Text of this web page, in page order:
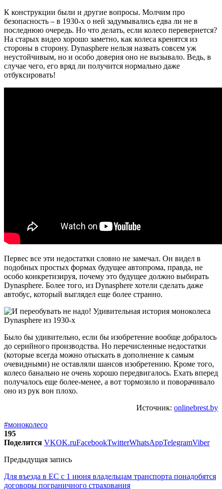
К конструкции были и другие вопросы. Молчим про
безопасность – в 1930-х о ней задумывались едва ли не в
последнюю очередь. Но что делать, если колесо перевернется?
На старых видео хорошо заметно, как колеса кренятся из
стороны в сторону. Dynasphere нельзя назвать совсем уж
неустойчивым, но и особо доверия оно не вызывало. Ведь, в
случае чего, его вряд ли получится нормально даже
отбуксировать!
Первес все эти недостатки словно не замечал. Он видел в
подобных простых формах будущее автопрома, правда, не
особо конкретизируя, почему это будущее должно выбирать
Dynasphere. Более того, из Dynasphere хотели сделать даже
автобус, который выглядел еще более странно.
Было бы удивительно, если бы изобретение вообще добралось
до серийного производства. Но перечисленные недостатки
(которые всегда можно отыскать в дополнение к самым
очевидными) не оставляли шансов изобретению. Кроме того,
колесо банально не очень хорошо передвигалось. Ехать вперед
получалось еще более-менее, а вот тормозило и поворачивало
оно из рук вон плохо.
Источник: onlinebrest.by
#моноколесо
195
Поделится VKOK.ruFacebookTwitterWhatsAppTelegramViber
Предыдущая запись
Для въезда в ЕС с 1 июня владельцам транспорта понадобятся
договоры пограничного страхования